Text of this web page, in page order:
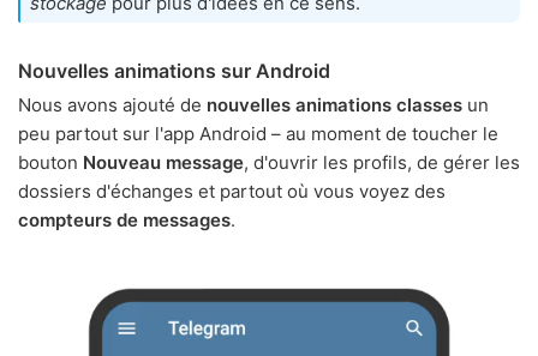
Nouvelles animations sur Android
Nous avons ajouté de nouvelles animations classes un
peu partout sur l'app Android – au moment de toucher le
bouton Nouveau message, d'ouvrir les profils, de gérer les
dossiers d'échanges et partout où vous voyez des
compteurs de messages.